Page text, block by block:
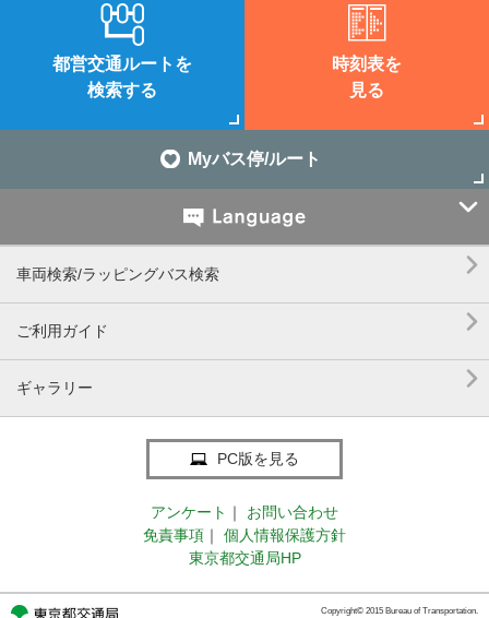
都営交通ルートを
検索する
時刻表を
見る
Myバス停/ルート

車両検索/ラッピングバス検索 
ご利用ガイド 
ギャラリー 
PC版を見る
アンケート ｜
お問い合わせ
免責事項 ｜
個人情報保護方針
東京都交通局HP
Copyright© 2015 Bureau of Transportation.